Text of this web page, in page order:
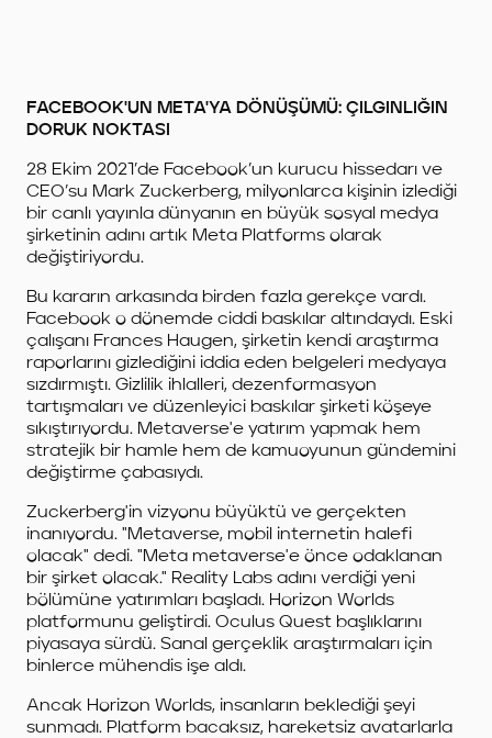
FACEBOOK'UN META'YA DÖNÜŞÜMÜ: ÇILGINLIĞIN
DORUK NOKTASI
28 Ekim 2021’de Facebook’un kurucu hissedarı ve
CEO’su Mark Zuckerberg, milyonlarca kişinin izlediği
bir canlı yayınla dünyanın en büyük sosyal medya
şirketinin adını artık Meta Platforms olarak
değiştiriyordu.
Bu kararın arkasında birden fazla gerekçe vardı.
Facebook o dönemde ciddi baskılar altındaydı. Eski
çalışanı Frances Haugen, şirketin kendi araştırma
raporlarını gizlediğini iddia eden belgeleri medyaya
sızdırmıştı. Gizlilik ihlalleri, dezenformasyon
tartışmaları ve düzenleyici baskılar şirketi köşeye
sıkıştırıyordu. Metaverse'e yatırım yapmak hem
stratejik bir hamle hem de kamuoyunun gündemini
değiştirme çabasıydı.
Zuckerberg'in vizyonu büyüktü ve gerçekten
inanıyordu. "Metaverse, mobil internetin halefi
olacak" dedi. "Meta metaverse'e önce odaklanan
bir şirket olacak." Reality Labs adını verdiği yeni
bölümüne yatırımları başladı. Horizon Worlds
platformunu geliştirdi. Oculus Quest başlıklarını
piyasaya sürdü. Sanal gerçeklik araştırmaları için
binlerce mühendis işe aldı.
Ancak Horizon Worlds, insanların beklediği şeyi
sunmadı. Platform bacaksız, hareketsiz avatarlarla